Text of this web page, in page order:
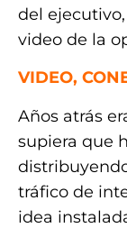
del
video de la
VIDEO,
Años atrás
supiera que
tráfico de
idea